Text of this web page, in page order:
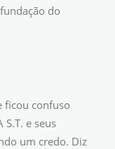
do
ficou confuso
S.T. e seus
um credo. Diz